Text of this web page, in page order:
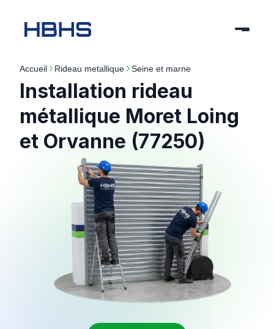
Accueil rideau metallique seine et marne
Installation rideau
métallique Moret Loing
et Orvanne (77250)